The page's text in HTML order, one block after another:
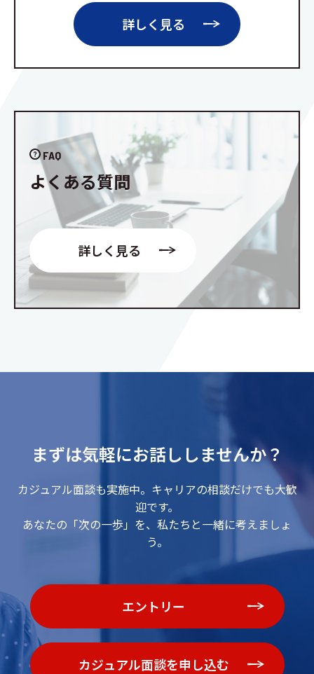
詳しく見る
FAQ
よくある質問
詳しく見る
まずは気軽にお話ししませんか？
カジュアル面談も実施中。キャリアの相談だけでも大歓
迎です。
あなたの「次の一歩」を、私たちと一緒に考えましょ
う。
エントリー
カジュアル面談を申し込む